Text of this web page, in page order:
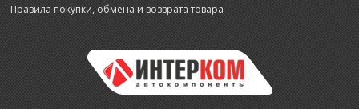
Правила покупки, обмена и возврата товара